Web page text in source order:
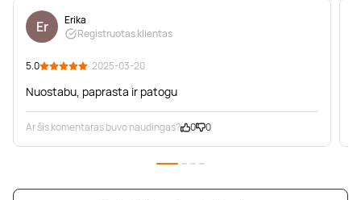
Er
Erika
Registruotas klientas
5.0 · 2025-03-20
Nuostabu, paprasta ir patogu
Ar šis komentaras buvo naudingas? 0 0